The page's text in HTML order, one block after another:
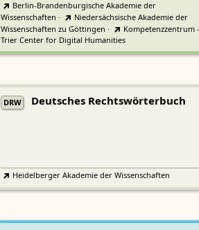
Berlin-Brandenburgische Akademie der
Wissenschaften ·
Niedersächsische Akademie der
Wissenschaften zu Göttingen ·
Kompetenzzentrum -
Trier Center for Digital Humanities
DRW Deutsches Rechtswörterbuch
Heidelberger Akademie der Wissenschaften